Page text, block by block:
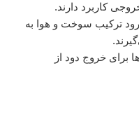
کاربرد دارند.
ترکیب سوخت و هوا به
برای خروج دود از